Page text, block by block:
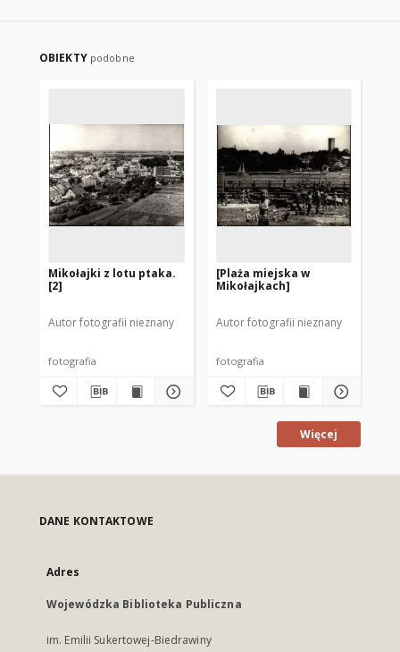
OBIEKTY podobne
Mikołajki z lotu ptaka.
[2]
Autor fotografii nieznany
fotografia
[Plaża miejska w
Mikołajkach]
Autor fotografii nieznany
fotografia
Więcej
DANE KONTAKTOWE
Adres
Wojewódzka Biblioteka Publiczna
im. Emilii Sukertowej-Biedrawiny